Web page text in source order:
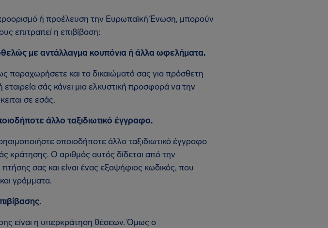
ή προέλευση την Ευρωπαϊκή Ένωση, μπορούν
επιτραπεί η επιβίβαση:
με αντάλλαγμα κουπόνια ή άλλα ωφελήματα.
και τα δικαιώματά σας για πρόσθετη
σάς κάνει μια ελκυστική προσφορά να την
σε εσάς.
άλλο ταξιδιωτικό έγγραφο.
οποιοδήποτε άλλο ταξιδιωτικό έγγραφο
κράτησης. Ο αριθμός αυτός δίδεται από την
σας και είναι ένας εξαψήφιος κωδικός, που
γράμματα.
είναι η υπερκράτηση θέσεων. Όμως ο